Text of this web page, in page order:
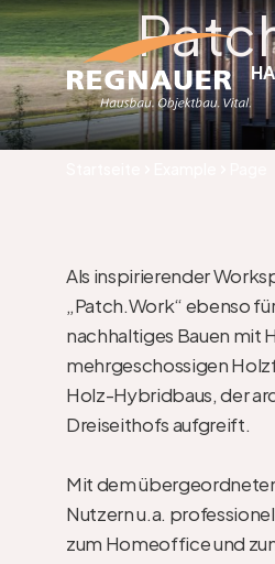
Als inspirierender
„Patch.Work“ ebenso
nachhaltiges Bauen mit
mehrgeschossigen
Holz-Hybridbaus, der
Dreiseithofs aufgreift.
Mit dem
Nutzern u.a.
zum Homeoffice und